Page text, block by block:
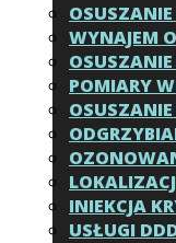
WYNAJEM
POMIARY
INIEKCJA
USŁUGI